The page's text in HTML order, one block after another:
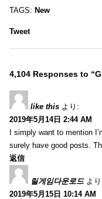
TAGS: New
Tweet
4,104 Responses to
like this より:
2019年5月14日 2:44 AM
I simply want to mention
surely have good posts.
返信
릴게임다운로드 よ
2019年5月15日 10:14 AM